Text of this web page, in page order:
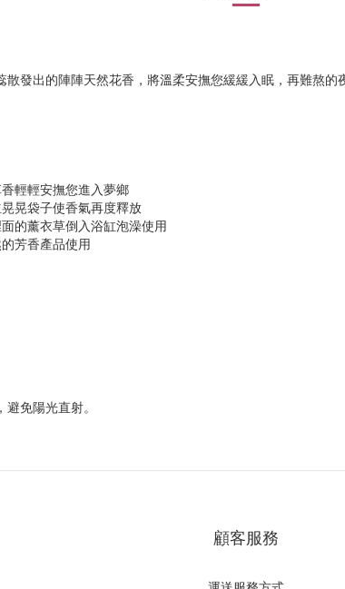
發出的陣陣天然花香，將溫柔安撫您緩緩入眠，再難熬的
輕輕安撫您進入夢鄉
晃袋子使香氣再度釋放
的薰衣草倒入浴缸泡澡使用
芳香產品使用
免陽光直射。
顧客服務